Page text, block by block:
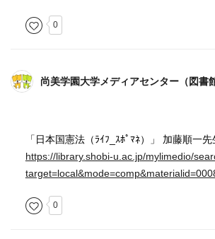
0
尚美学園大学メディアセンター（図書
「日本国憲法（ﾗｲﾌ_ｽﾎﾟﾏﾈ）」 加藤順一
https://library.shobi-u.ac.jp/mylimedio/
0